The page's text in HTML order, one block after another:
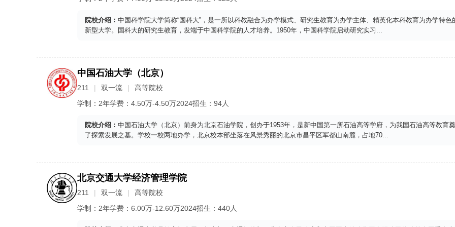
院校介绍： 中国科学院大学简称“国科大”，是一所以科教融合为办学模式、研究生教育为办学主体、精英化本科教育为办学特色
新型大学。国科大的研究生教育，发端于中国科学院的人才培养。1950年，中国科学院启动研究实习 ...
中国石油大学（北京）
211 双一流
高等院校
学制： 2年学费： 4.50万-4.50万2024招生： 94人
院校介绍： 中国石油大学（北京）前身为北京石油学院，创办于1953年，是新中国第一所石油高等学府，为我国石油高等教育
了探索发展之基。学校一校两地办学，北京校本部坐落在风景秀丽的北京市昌平区军都山南麓，占地70...
北京交通大学经济管理学院
211 双一流
高等院校
学制： 2年学费： 6.00万-12.60万2024招生： 440人